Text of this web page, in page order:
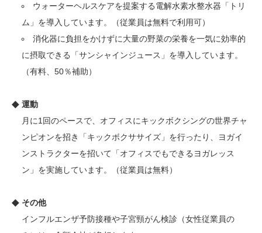
ウォーターヘルスケアを提案する電解水素水整水器「トリ
ム」を導入しています。（従業員は無料で利用可）
消化器に負担をかけずに大量の野菜の栄養を一気に効率的
に摂取できる「サンシャインジュース」を導入しています。
（有料、50％補助）
運動
月に1回のペースで、オフィスにキックボクシングの世界チャ
ンピオンを招き「キックボクササイズ」を行ったり、ヨガイ
ンストラクターを招いて「オフィスでもできるヨガレッス
ン」を実施しています。（従業員は無料）
その他
インフルエンザ予防接種や子宮頸がん検診（女性従業員の